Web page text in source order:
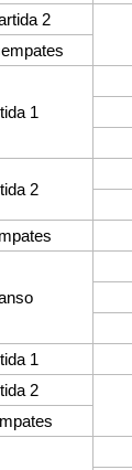
2
1
2
1
2